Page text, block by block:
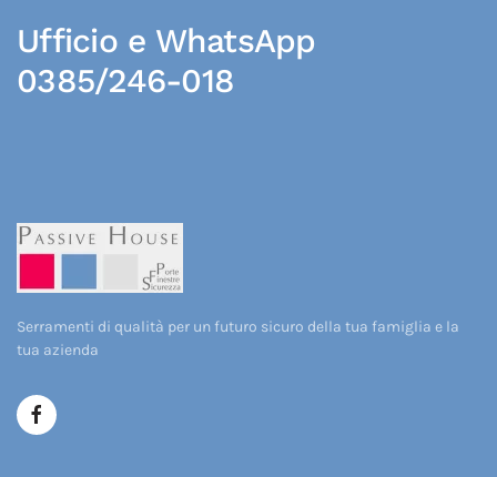
Ufficio e WhatsApp
0385/246-018
Serramenti di qualità per un futuro sicuro della tua famiglia e la
tua azienda